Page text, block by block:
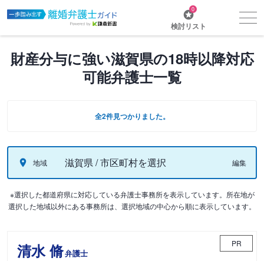
0
検討リスト
財産分与に強い滋賀県の18時以降対応
可能弁護士一覧
全2件見つかりました。
地域 滋賀県 / 市区町村を選択 編集
※選択した都道府県に対応している弁護士事務所を表示しています。所在地が
選択した地域以外にある事務所は、選択地域の中心から順に表示しています。
清水 脩弁護士
PR